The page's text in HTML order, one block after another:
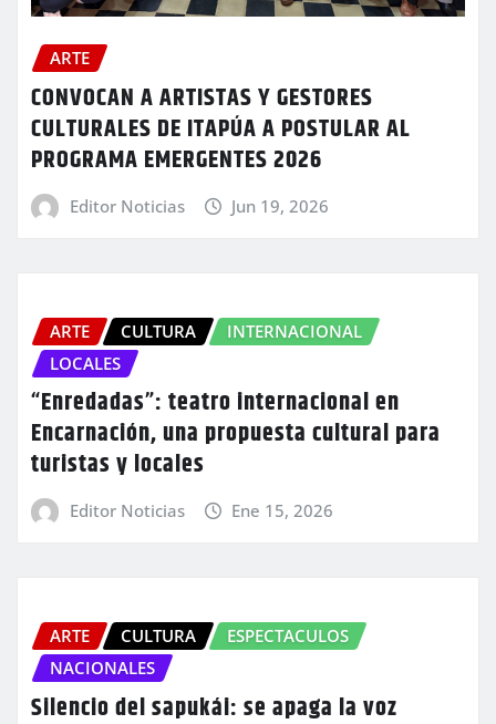
ARTE
CONVOCAN A ARTISTAS Y GESTORES
CULTURALES DE ITAPÚA A POSTULAR AL
PROGRAMA EMERGENTES 2026
Editor Noticias Jun 19, 2026
ARTE CULTURA
INTERNACIONAL
LOCALES
“Enredadas”: teatro internacional en
Encarnación, una propuesta cultural para
turistas y locales
Editor Noticias Ene 15, 2026
ARTE CULTURA
ESPECTACULOS
NACIONALES
Silencio del sapukái: se apaga la voz